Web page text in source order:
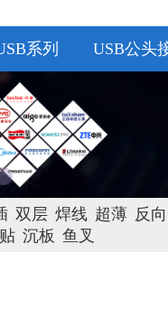
系列 USB公头
双层 焊线 超薄 反向
沉板 鱼叉